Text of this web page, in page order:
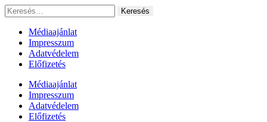
Ugrás
a
tartalomhoz
Keresés:
Médiaajánlat
Impresszum
Adatvédelem
Előfizetés
Médiaajánlat
Impresszum
Adatvédelem
Előfizetés